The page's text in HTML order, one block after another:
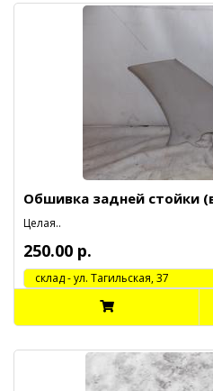
Обшивка задней стойки
Целая..
250.00 р.
cклад - ул. Тагильская, 37